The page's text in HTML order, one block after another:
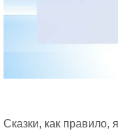
Сказки, как